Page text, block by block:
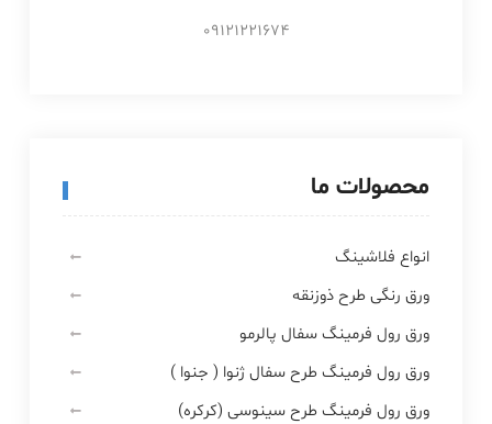
09121221674
محصولات ما
انواع فلاشینگ
ورق رنگی طرح ذوزنقه
ورق رول فرمینگ سفال پالرمو
ورق رول فرمینگ طرح سفال ژنوا ( جنوا )
ورق رول فرمینگ طرح سینوسی (کرکره)